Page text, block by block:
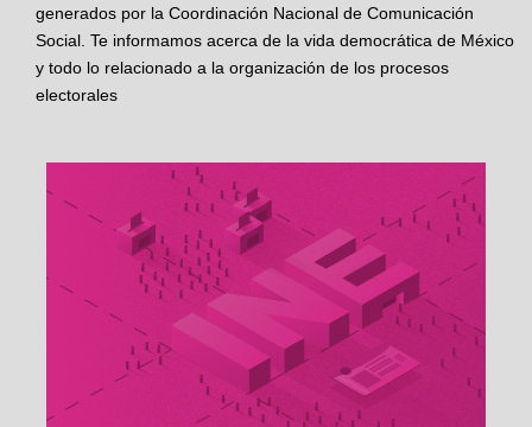
generados por la Coordinación Nacional de Comunicación
Social. Te informamos acerca de la vida democrática de México
y todo lo relacionado a la organización de los procesos
electorales